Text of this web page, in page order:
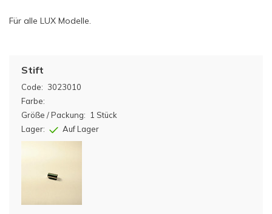
Für alle LUX Modelle.
Code: 3023010
Stift
Farbe:
Größe / Packung:
1 Stück
Lager:
Auf Lager